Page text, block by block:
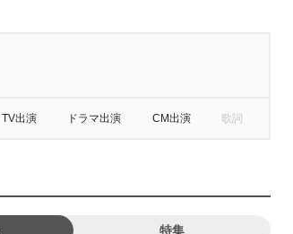
TV出演 ドラマ出演 CM出演 歌詞
特集